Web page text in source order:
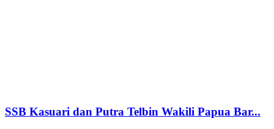
SSB Kasuari dan Putra Telbin Wakili Papua Bar...